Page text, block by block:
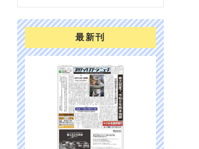
最新刊